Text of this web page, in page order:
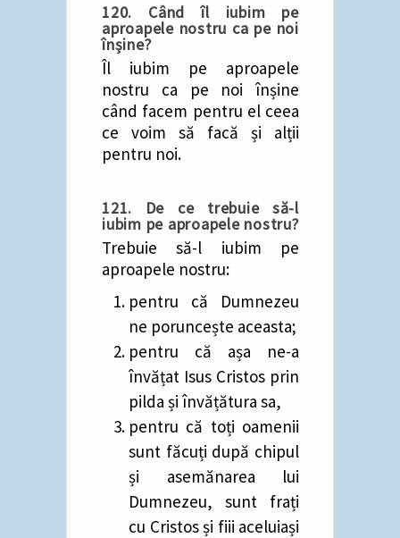
120. Când îl iubim pe
aproapele nostru ca pe noi
înșine?
Îl iubim pe aproapele
nostru ca pe noi înșine
când facem pentru el ceea
ce voim să facă și alții
pentru noi.
121. De ce trebuie să-l
iubim pe aproapele nostru?
Trebuie să-l iubim pe
aproapele nostru:
pentru că Dumnezeu
ne poruncește aceasta;
pentru că așa ne-a
învățat Isus Cristos prin
pilda și învățătura sa,
pentru că toți oamenii
sunt făcuți după chipul
și asemănarea lui
Dumnezeu, sunt frați
cu Cristos și fiii aceluiași